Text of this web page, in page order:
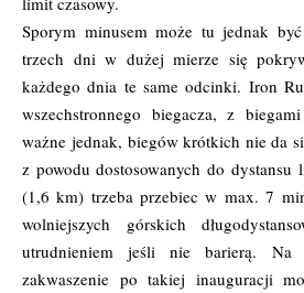
Sporym minusem może tu jednak
trzech dni w dużej mierze się
każdego dnia te same odcinki. Iron
wszechstronnego biegacza, z
ważne jednak, biegów krótkich nie da
z powodu dostosowanych do
(1,6 km) trzeba przebiec w max. 7
wolniejszych górskich
utrudnieniem jeśli nie barierą. Na
zakwaszenie po takiej inauguracji